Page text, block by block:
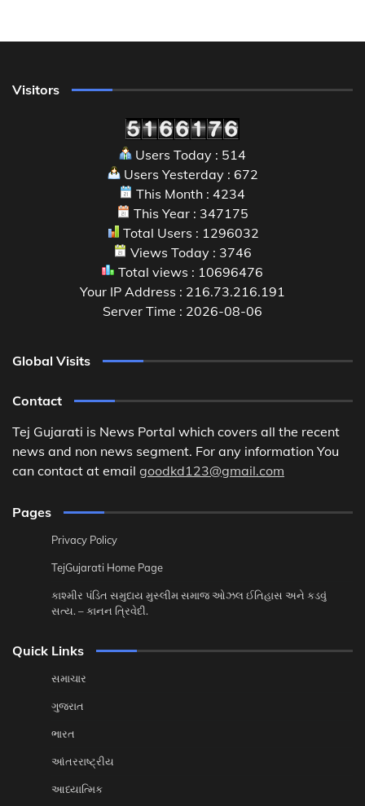
Visitors
Users Today : 514
Users Yesterday : 672
This Month : 4234
This Year : 347175
Total Users : 1296032
Views Today : 3746
Total views : 10696476
Your IP Address : 216.73.216.191
Server Time : 2026-08-06
Global Visits
Contact
Tej Gujarati is News Portal which covers all the recent
news and non news segment. For any information You
can contact at email goodkd123@gmail.com
Pages
Privacy Policy
TejGujarati Home Page
કાશ્મીર પંડિત સમુદાય મુસ્લીમ સમાજ ઓઝલ ઈતિહાસ અને કડવું
સત્ય. – કાનન ત્રિવેદી.
Quick Links
સમાચાર
ગુજરાત
ભારત
આંતરરાષ્ટ્રીય
આધ્યાત્મિક